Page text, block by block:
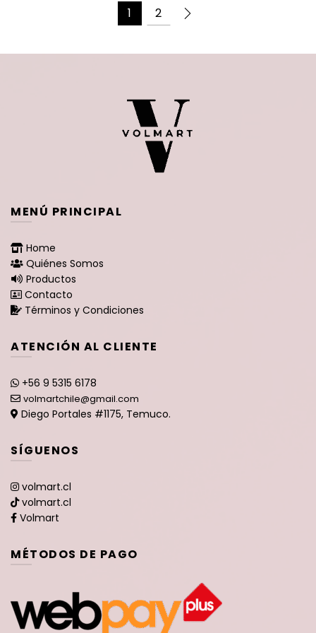
$199.900.$139.900.
1 2
MENÚ PRINCIPAL
Home
Quiénes Somos
Productos
Contacto
Términos y Condiciones
ATENCIÓN AL CLIENTE
+56 9 5315 6178
volmartchile@gmail.com
Diego Portales #1175, Temuco.
SÍGUENOS
volmart.cl
volmart.cl
Volmart
MÉTODOS DE PAGO